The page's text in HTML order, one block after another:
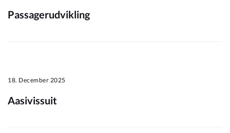
Passagerudvikling
18. December 2025
Aasivissuit